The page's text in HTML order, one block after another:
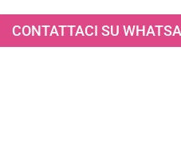
CONTATTACI SU